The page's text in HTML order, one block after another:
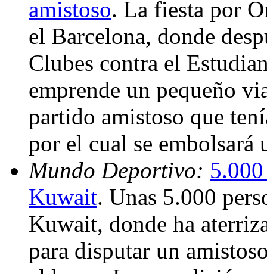
amistoso. La fiesta por
el Barcelona, donde
Clubes contra el
emprende un pequeño
partido amistoso que
por el cual se
Mundo Deportivo:
Kuwait. Unas 5.000
Kuwait, donde ha
para disputar un